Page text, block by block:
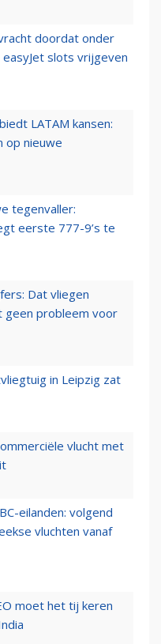
doordat onder
slots vrijgeven
LATAM kansen:
op nieuwe
tegenvaller:
eerste 777-9’s te
Dat vliegen
geen probleem voor
in Leipzig zat
vlucht met
eilanden: volgend
vluchten vanaf
moet het tij keren